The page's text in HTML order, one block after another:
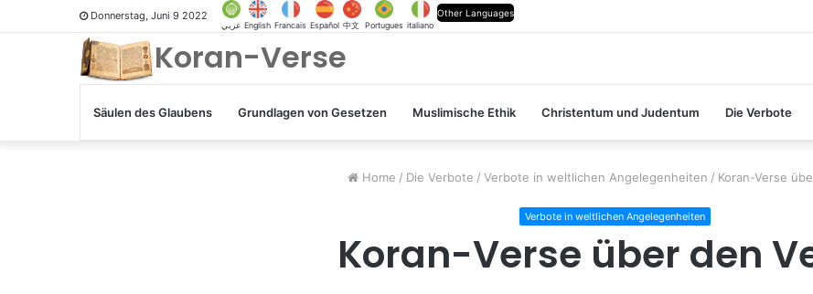
Donnerstag, Juni 9 2022
عربي English Francais Español 中文 Portugues italiano
Other Languages
Koran-Verse
Säulen des Glaubens Grundlagen von Gesetzen Muslimische Ethik Christentum und Judentum Die Verbote
Home / Die Verbote / Verbote in weltlichen Angelegenheiten / Koran-Verse
Verbote in weltlichen Angelegenheiten
Koran-Verse über den